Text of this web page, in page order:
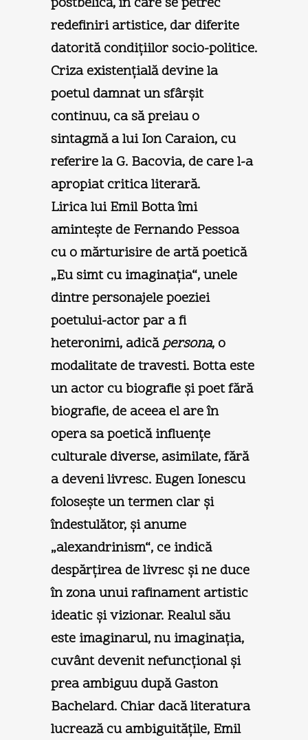
redefiniri artistice, dar diferite
datorită condiţiilor socio-politice.
Criza existenţială devine la
poetul damnat un sfârşit
continuu, ca să preiau o
sintagmă a lui Ion Caraion, cu
referire la G. Bacovia, de care l-a
apropiat critica literară.
Lirica lui Emil Botta îmi
aminteşte de Fernando Pessoa
cu o mărturisire de artă poetică
„Eu simt cu imaginaţia“, unele
dintre personajele poeziei
poetului-actor par a fi
heteronimi, adicăpersona, o
modalitate de travesti. Botta este
un actor cu biografie şi poet fără
biografie, de aceea el are în
opera sa poetică influenţe
culturale diverse, asimilate, fără
a deveni livresc. Eugen Ionescu
foloseşte un termen clar şi
îndestulător, şi anume
„alexandrinism“, ce indică
despărţirea de livresc şi ne duce
în zona unui rafinament artistic
ideatic şi vizionar. Realul său
este imaginarul, nu imaginaţia,
cuvânt devenit nefuncţional şi
prea ambiguu după Gaston
Bachelard. Chiar dacă literatura
lucrează cu ambiguităţile, Emil